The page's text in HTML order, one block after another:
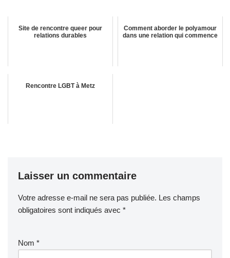
Site de rencontre queer pour
relations durables
Comment aborder le polyamour
dans une relation qui commence
Rencontre LGBT à Metz
Laisser un commentaire
Votre adresse e-mail ne sera pas publiée. Les champs
obligatoires sont indiqués avec *
Nom *